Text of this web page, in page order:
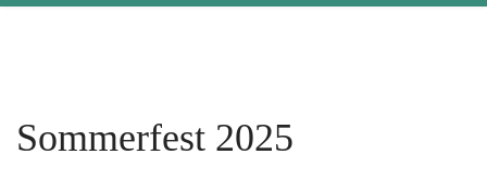
Sommerfest 2025